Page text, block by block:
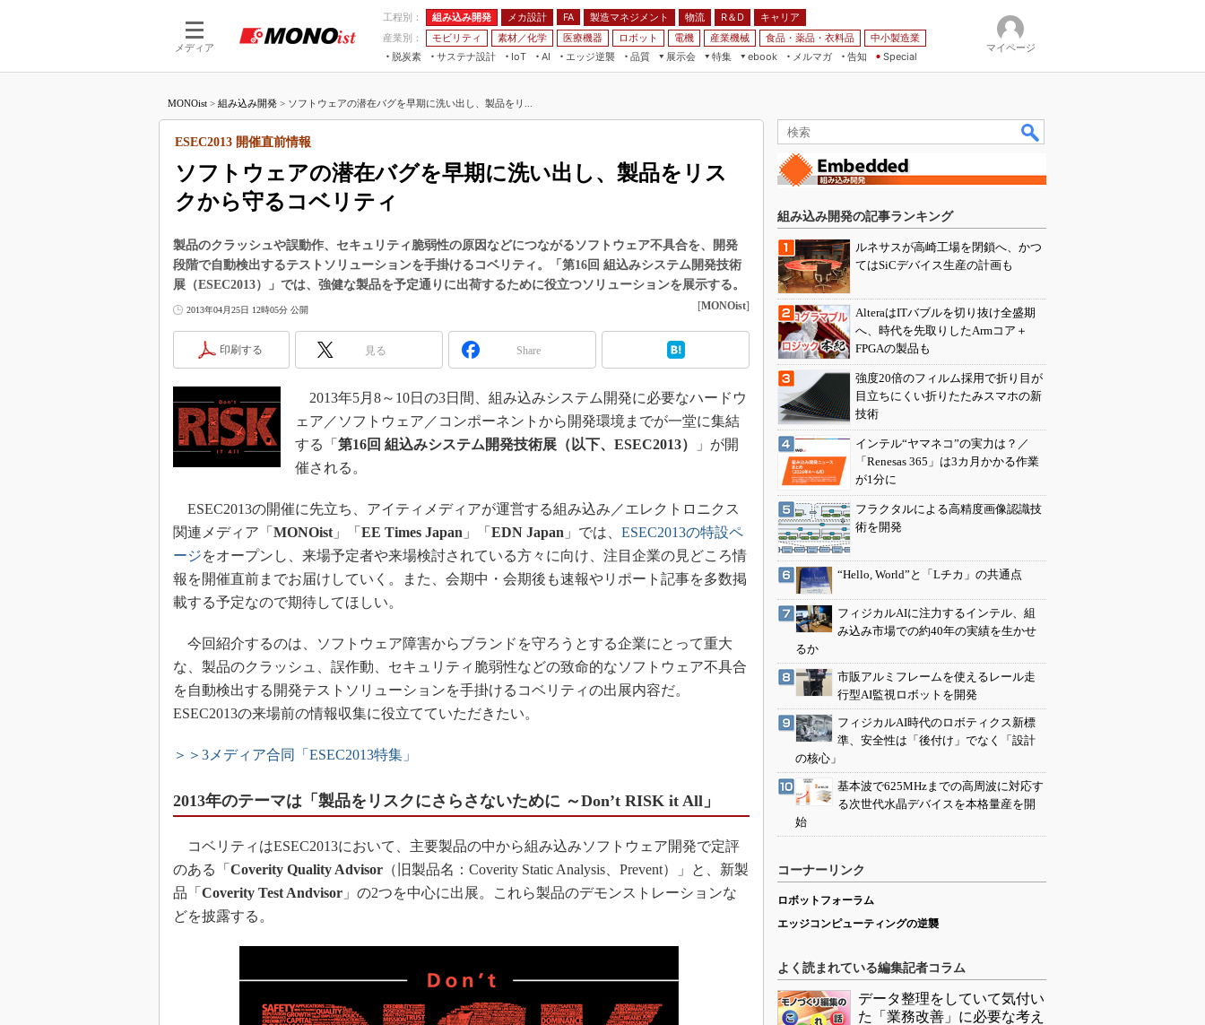
メディア
工程別： 組み込み開発 メカ設計 FA 製造マネジメント 物流 R＆D
キャリア
産業別：
モビリティ 素材／化学 医療機器 ロボット 電機 産業機械 食品・薬品・衣料品
中小製造業
脱炭素
サステナ設計
IoT
つながる工場
AI
AI×設備保全
エッジ逆襲 品質
展示会
JIMTOF
IIFES
TECHNO-FRONTIER
人テク展
AUTOMOTIVE WORLD
産業オープンネット展
特集
つながるクルマ
VR／AR
フィールドサービス
組み込み画像技術
組み込みモデリング
ISO26262
3Dプリンタ
デジタルツインとCAE
イノベーション
製造業ビッグデータ
メイドインジャパン
海外生産
グローバル設計・開発
ebook
モビリティ
メルマガ
告知 Special
マイページ
MONOist > 組み込み開発 > ソフトウェアの潜在バグを早期に洗い出し、製品をリ...
ソフトウェアの潜在バグを早期に洗い出し、製品をリス
クから守るコベリティ
ESEC2013 開催直前情報
製品のクラッシュや誤動作、セキュリティ脆弱性の原因などにつながるソフトウェア不具合を、開発
段階で自動検出するテストソリューションを手掛けるコベリティ。「第16回 組込みシステム開発技術
展（ESEC2013）」では、強健な製品を予定通りに出荷するために役立つソリューションを展示する。
2013年04月25日 12時05分 公開 [MONOist]
印刷する 見る Share
2013年5月8～10日の3日間、組み込みシステム開発に必要なハードウ
ェア／ソフトウェア／コンポーネントから開発環境までが一堂に集結
する「 第16回 組込みシステム開発技術展（以下、ESEC2013）
」が開
催される。
ESEC2013の開催に先立ち、アイティメディアが運営する組み込み／エレクトロニクス
関連メディア「 MONOist 」「 EE Times Japan 」「 EDN Japan 」では、 ESEC2013の特設ペ
ージをオープンし、来場予定者や来場検討されている方々に向け、注目企業の見どころ情
報を開催直前までお届けしていく。また、会期中・会期後も速報やリポート記事を多数掲
載する予定なので期待してほしい。
今回紹介するのは、ソフトウェア障害からブランドを守ろうとする企業にとって重大
な、製品のクラッシュ、誤作動、セキュリティ脆弱性などの致命的なソフトウェア不具合
を自動検出する開発テストソリューションを手掛けるコベリティの出展内容だ。
ESEC2013の来場前の情報収集に役立てていただきたい。
＞＞3メディア合同「ESEC2013特集」
2013年のテーマは「製品をリスクにさらさないために ～Don’t RISK it All」
コベリティはESEC2013において、主要製品の中から組み込みソフトウェア開発で定評
のある「 Coverity Quality Advisor （旧製品名：Coverity Static Analysis、Prevent）」と、新製
品「 Coverity Test Andvisor 」の2つを中心に出展。これら製品のデモンストレーションな
どを披露する。
組み込み開発の記事ランキング
ルネサスが高崎工場を閉鎖へ、かつ
てはSiCデバイス生産の計画も
AlteraはITバブルを切り抜け全盛期
へ、時代を先取りしたArmコア＋
FPGAの製品も
強度20倍のフィルム採用で折り目が
目立ちにくい折りたたみスマホの新
技術
インテル“ヤマネコ”の実力は？／
「Renesas 365」は3カ月かかる作業
が1分に
フラクタルによる高精度画像認識技
術を開発
“Hello, World”と「Lチカ」の共通点
フィジカルAIに注力するインテル、組
み込み市場での約40年の実績を生かせ
るか
市販アルミフレームを使えるレール走
行型AI監視ロボットを開発
フィジカルAI時代のロボティクス新標
準、安全性は「後付け」でなく「設計
の核心」
基本波で625MHzまでの高周波に対応す
る次世代水晶デバイスを本格量産を開
始
コーナーリンク
ロボットフォーラム
エッジコンピューティングの逆襲
よく読まれている編集記者コラム
データ整理をしていて気付い
た「業務改善」に必要な考え